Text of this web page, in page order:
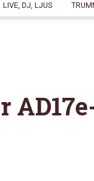
LIVE, DJ, LJUS